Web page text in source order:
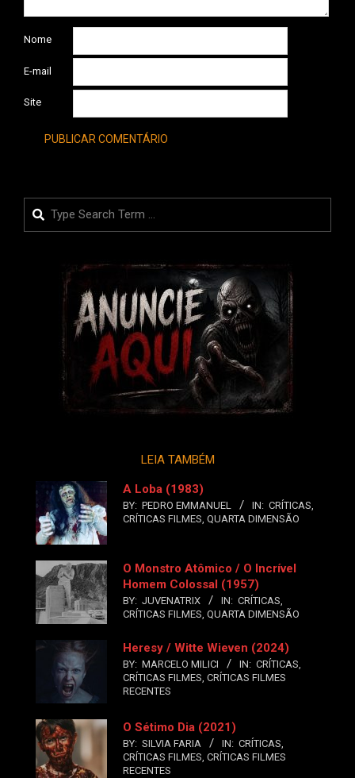
Nome
E-mail
Site
Search
LEIA TAMBÉM
A Loba (1983)
BY: PEDRO EMMANUEL IN: CRÍTICAS,
CRÍTICAS FILMES, QUARTA DIMENSÃO
O Monstro Atômico / O Incrível
Homem Colossal (1957)
BY: JUVENATRIX IN: CRÍTICAS,
CRÍTICAS FILMES, QUARTA DIMENSÃO
Heresy / Witte Wieven (2024)
BY: MARCELO MILICI IN: CRÍTICAS,
CRÍTICAS FILMES, CRÍTICAS FILMES
RECENTES
O Sétimo Dia (2021)
BY: SILVIA FARIA IN: CRÍTICAS,
CRÍTICAS FILMES, CRÍTICAS FILMES
RECENTES